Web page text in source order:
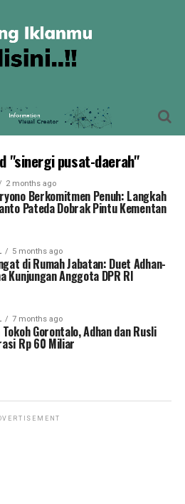
"sinergi pusat-daerah"
2 months ago
Berkomitmen Penuh: Langkah
Pateda Dobrak Pintu Kementan
5 months ago
di Rumah Jabatan: Duet Adhan-
Kunjungan Anggota DPR RI
7 months ago
Gorontalo, Adhan dan Rusli
Rp 60 Miliar